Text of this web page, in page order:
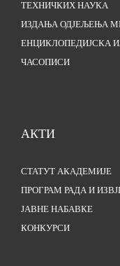
ТЕХНИЧКИХ НАУКА
ИЗДАЊА ОДЈЕЉЕЊА
ЕНЦИКЛОПЕДИЈСКА
ЧАСОПИСИ
АКТИ
СТАТУТ АКАДЕМИЈЕ
ПРОГРАМ РАДА И
ЈАВНЕ НАБАВКЕ
КОНКУРСИ